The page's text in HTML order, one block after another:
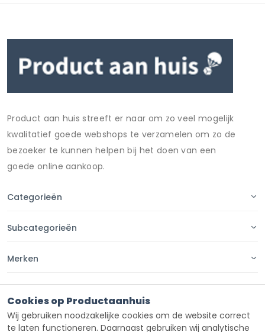
Product aan huis streeft er naar om zo veel mogelijk
kwalitatief goede webshops te verzamelen om zo de
bezoeker te kunnen helpen bij het doen van een
goede online aankoop.
Categorieën
Subcategorieën
Merken
Contact
Cookies op Productaanhuis
Wij gebruiken noodzakelijke cookies om de website correct
te laten functioneren. Daarnaast gebruiken wij analytische